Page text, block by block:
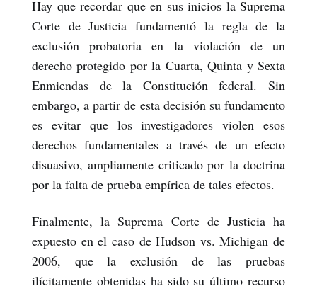
Hay que recordar que en sus inicios la Suprema
Corte de Justicia fundamentó la regla de la
exclusión probatoria en la violación de un
derecho protegido por la Cuarta, Quinta y Sexta
Enmiendas de la Constitución federal. Sin
embargo, a partir de esta decisión su fundamento
es evitar que los investigadores violen esos
derechos fundamentales a través de un efecto
disuasivo, ampliamente criticado por la doctrina
por la falta de prueba empírica de tales efectos.
Finalmente, la Suprema Corte de Justicia ha
expuesto en el caso de Hudson vs. Michigan de
2006, que la exclusión de las pruebas
ilícitamente obtenidas ha sido su último recurso